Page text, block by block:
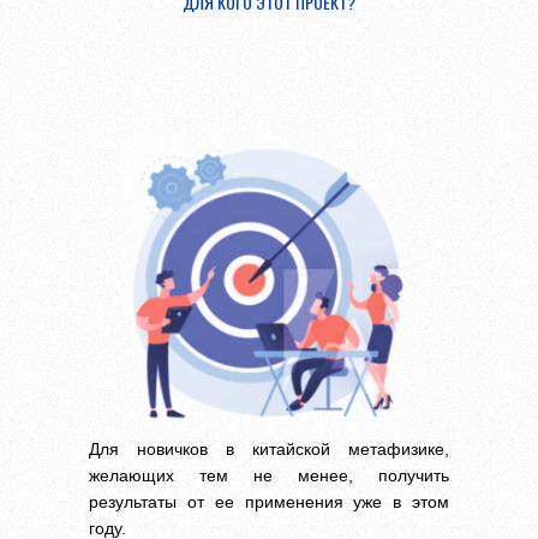
Для новичков в китайской метафизике,
желающих тем не менее, получить
результаты от ее применения уже в этом
году.